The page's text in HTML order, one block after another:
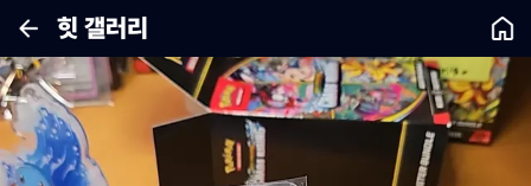
힛 갤러리